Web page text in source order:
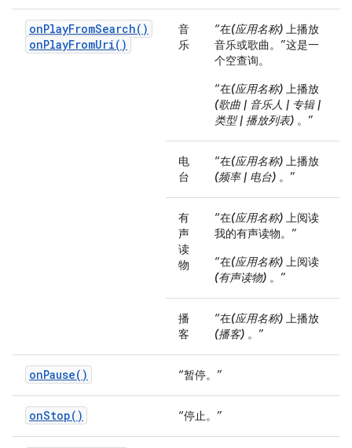
onPlayFromSearch()
onPlayFromUri()
音
乐
“在(应用名称) 上播放
音乐或歌曲。”这是一
个空查询。
“在(应用名称) 上播放
(歌曲 | 音乐人 | 专辑 |
类型 | 播放列表) 。”
电
台
“在(应用名称) 上播放
(频率 | 电台) 。”
有
声
读
物
“在(应用名称) 上阅读
我的有声读物。”
“在(应用名称) 上阅读
(有声读物) 。”
播
客
“在(应用名称) 上播放
(播客) 。”
onPause() “暂停。”
onStop() “停止。”